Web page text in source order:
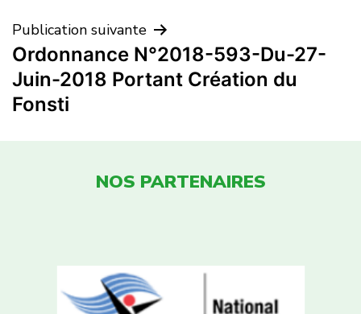
Publication suivante
Ordonnance N°2018-593-Du-27-
Juin-2018 Portant Création du
Fonsti
NOS PARTENAIRES